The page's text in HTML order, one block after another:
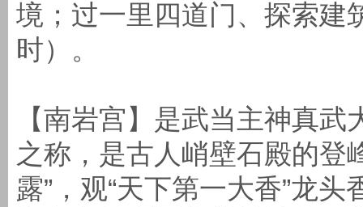
境；过一里四道门、探索建
时）。
【南岩宫】是武当主神真
之称，是古人峭壁石殿的登
露”，观“天下第一大香”龙